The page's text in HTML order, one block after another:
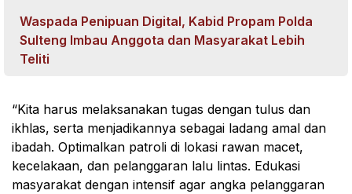
Waspada Penipuan Digital, Kabid Propam Polda
Sulteng Imbau Anggota dan Masyarakat Lebih
Teliti
“Kita harus melaksanakan tugas dengan tulus dan
ikhlas, serta menjadikannya sebagai ladang amal dan
ibadah. Optimalkan patroli di lokasi rawan macet,
kecelakaan, dan pelanggaran lalu lintas. Edukasi
masyarakat dengan intensif agar angka pelanggaran